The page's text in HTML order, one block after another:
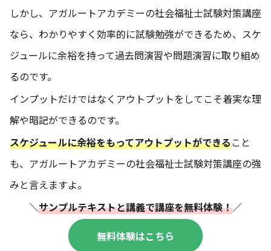
しかし、アガルートアカデミーの社会福祉士試験対策講座
なら、わかりやすく効率的に試験勉強ができるため、スケ
ジュールに余裕を持って過去問演習や問題演習に取り組め
るのです。
インプットだけではなくアウトプットをしてこそ着実な理
解や暗記ができるのです。
スケジュールに余裕をもってアウトプットができること
も、アガルートアカデミーの社会福祉士試験対策講座の強
みと言えますよ。
＼サンプルテキストと講義で講座を無料体験！／
無料体験はこちら